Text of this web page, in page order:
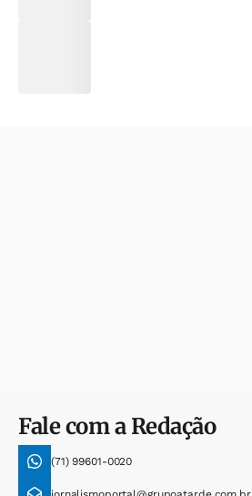
Fale com a Redação
(71) 99601-0020